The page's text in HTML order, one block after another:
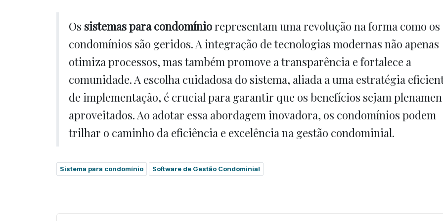
Os sistemas para condomíniorepresentam uma revolução na forma como os
condomínios são geridos. A integração de tecnologias modernas não apenas
otimiza processos, mas também promove a transparência e fortalece a
comunidade. A escolha cuidadosa do sistema, aliada a uma estratégia
de implementação, é crucial para garantir que os benefícios sejam
aproveitados. Ao adotar essa abordagem inovadora, os condomínios podem
trilhar o caminho da eficiência e excelência na gestão condominial.
Sistema para condomínio Software de Gestão Condominial